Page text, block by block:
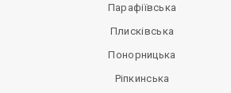
Парафіївська
Плисківська
Понорницька
Ріпкинська